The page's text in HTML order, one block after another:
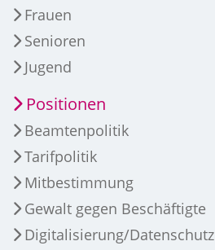
Frauen
Senioren
Jugend
Positionen
Beamtenpolitik
Tarifpolitik
Mitbestimmung
Gewalt gegen Beschäftigte
Digitalisierung/Datenschutz